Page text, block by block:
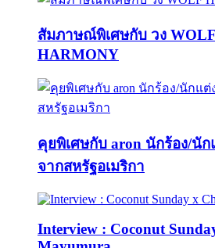
สัมภาษณ์พิเศษกับ วง
HARMONY
คุยพิเศษกับ aron นักร้อง/นัก
จากสหรัฐอเมริกา
Interview : Coconut